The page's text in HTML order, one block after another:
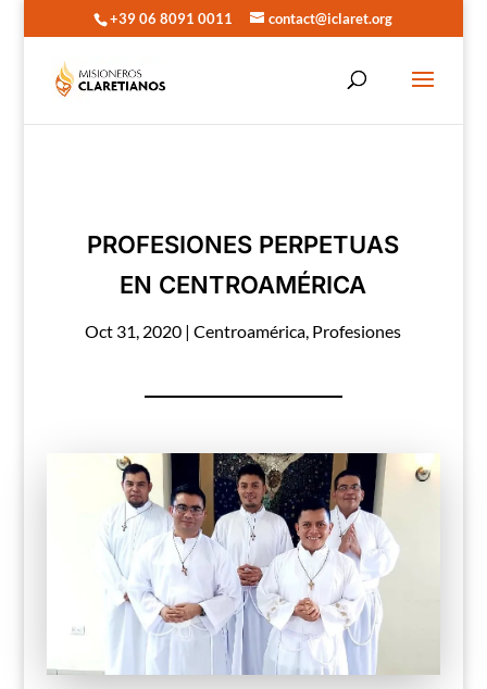
+39 06 8091 0011 contact@iclaret.org
PROFESIONES PERPETUAS
EN CENTROAMÉRICA
Oct 31, 2020 |Centroamérica, Profesiones